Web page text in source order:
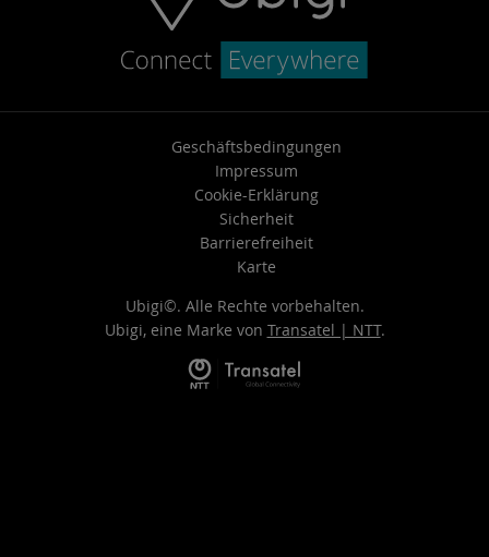
Geschäftsbedingungen
Impressum
Cookie-Erklärung
Sicherheit
Barrierefreiheit
Karte
Ubigi©. Alle Rechte vorbehalten.
Ubigi, eine Marke von Transatel | NTT.